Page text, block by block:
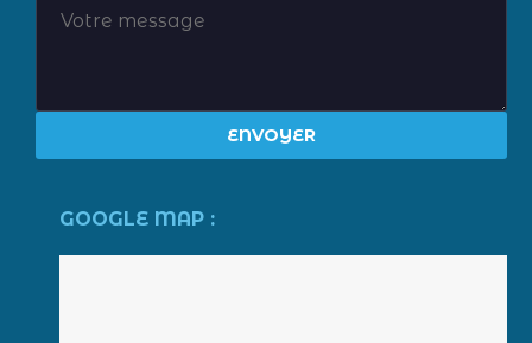
GOOGLE MAP :